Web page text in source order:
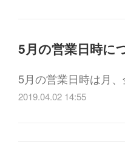
5月の営業日時に
5月の営業日時は
2019.04.02 14:55